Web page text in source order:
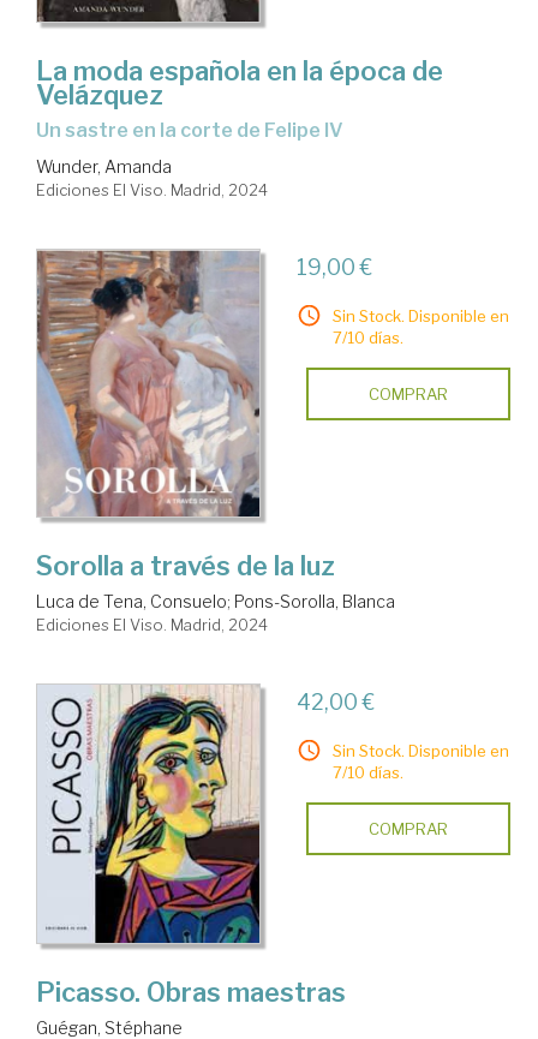
La moda española en la época de
Velázquez
un sastre en la corte de Felipe IV
Wunder, Amanda
Ediciones El Viso. Madrid, 2024
19,00 €
Sin Stock. Disponible en
7/10 días.
COMPRAR
Sorolla a través de la luz
Luca de Tena, Consuelo; Pons-Sorolla, Blanca
Ediciones El Viso. Madrid, 2024
42,00 €
Sin Stock. Disponible en
7/10 días.
COMPRAR
Picasso. Obras maestras
Guégan, Stéphane